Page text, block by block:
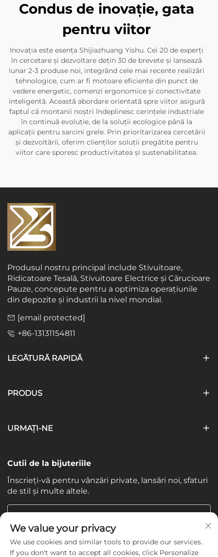
Condus de inovație, gata
pentru viitor
Inovația este esența Shijiazhuang Yishu. Cei 20 de experți
în cercetare și dezvoltare dețin 30 de brevete și lansează
lunar 2-3 produse noi, integrând cele mai recente realizări
tehnologice, cum ar fi motoare eficiente din punct de
vedere energetic, comenzi ergonomice și conectivitate
inteligentă. Această abordare orientată spre viitor asigură
faptul că montanii noștri îndeplinesc cerințele industriale
în continuă evoluție, de la soluții ecologice până la
aplicații pentru sarcini grele. Prin prioritarizarea cercetării
și dezvoltării, oferim clienților soluții pregătite pentru
viitor care sporesc productivitatea și sustenabilitatea.
Produsul nostru principal include Stivuitoare,
Ridicatoare Tesală, Stivuitoare Electrice și Cărucioare
Pauze, concepute pentru a optimiza operațiunile
din depozite și industrii la nivel mondial.
[email protected]
+86-13131154811
LEGĂTURĂ RAPIDĂ
PRODUS
URMAȚI-NE
Cutii de la bijuteriile
Înscrieți-vă pentru vânzări private, lansări noi, sfaturi
de stil și multe altele.
Email-ul tau
Subscribe
We value your privacy
We use cookies and similar tools to provide our services.
If you don't want to accept all cookies, click Personalize